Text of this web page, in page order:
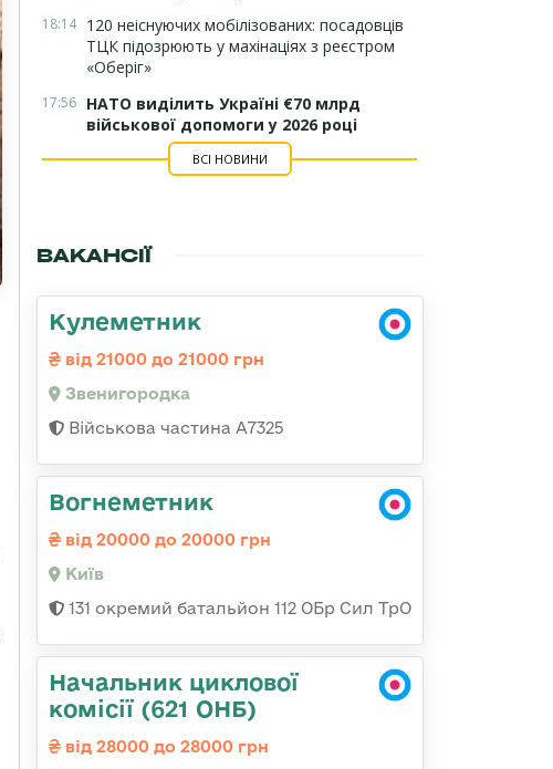
18:14 120 неіснуючих мобілізованих: посадовців
ТЦК підозрюють у махінаціях з реєстром
«Оберіг»
17:56 НАТО виділить Україні €70 млрд
військової допомоги у 2026 році
ВСІ НОВИНИ
ВАКАНСІЇ
Кулеметник
від 21000 до 21000 грн
Звенигородка
Військова частина А7325
Вогнеметник
від 20000 до 20000 грн
Київ
131 окремий батальйон 112 ОБр Сил ТрО
Начальник циклової
комісії (621 ОНБ)
від 28000 до 28000 грн